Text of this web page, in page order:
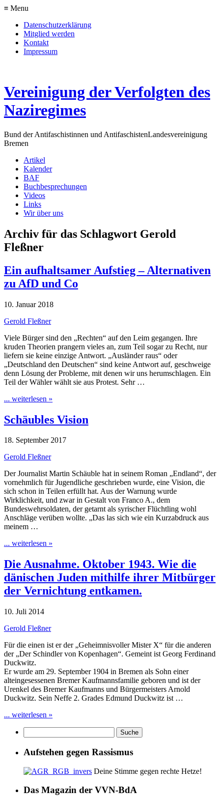
≡ Menu
Datenschutzerklärung
Mitglied werden
Kontakt
Impressum
Vereinigung der Verfolgten des
Naziregimes
Bund der Antifaschistinnen und AntifaschistenLandesvereinigung
Bremen
Artikel
Kalender
BAF
Buchbesprechungen
Videos
Links
Wir über uns
Archiv für das Schlagwort Gerold
Fleßner
Ein aufhaltsamer Aufstieg – Alternativen
zu AfD und Co
10. Januar 2018
Gerold Fleßner
Viele Bürger sind den „Rechten“ auf den Leim gegangen. Ihre
kruden Theorien prangern vieles an, zum Teil sogar zu Recht, nur
liefern sie keine einzige Antwort. „Ausländer raus“ oder
„Deutschland den Deutschen“ sind keine Antwort auf, geschweige
denn Lösung der Probleme, mit denen wir uns herumschlagen. Ein
Teil der Wähler wählt sie aus Protest. Sehr …
... weiterlesen »
Schäubles Vision
18. September 2017
Gerold Fleßner
Der Journalist Martin Schäuble hat in seinem Roman „Endland“, der
vornehmlich für Jugendliche geschrieben wurde, eine Vision, die
sich schon in Teilen erfüllt hat. Aus der Warnung wurde
Wirklichkeit, und zwar in Gestalt von Franco A., dem
Bundeswehrsoldaten, der getarnt als syrischer Flüchtling wohl
Anschläge verüben wollte. „Das las sich wie ein Kurzabdruck aus
meinem …
... weiterlesen »
Die Ausnahme. Oktober 1943. Wie die
dänischen Juden mithilfe ihrer Mitbürger
der Vernichtung entkamen.
10. Juli 2014
Gerold Fleßner
Für die einen ist er der „Geheimnisvoller Mister X“ für die anderen
der „Der Schindler von Kopenhagen“. Gemeint ist Georg Ferdinand
Duckwitz.
Er wurde am 29. September 1904 in Bremen als Sohn einer
alteingesessenen Bremer Kaufmannsfamilie geboren und ist der
Urenkel des Bremer Kaufmanns und Bürgermeisters Arnold
Duckwitz. Sein Neffe 2. Grades Edmund Duckwitz ist …
... weiterlesen »
Aufstehen gegen Rassismus
Deine Stimme gegen rechte Hetze!
Das Magazin der VVN-BdA